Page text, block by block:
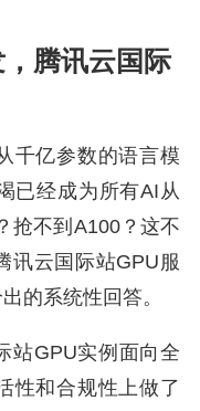
腾讯云国际
千亿参数的语言模
已经成为所有AI从
抢不到A100？这不
讯云国际站GPU服
的系统性回答。
站GPU实例面向全
性和合规性上做了